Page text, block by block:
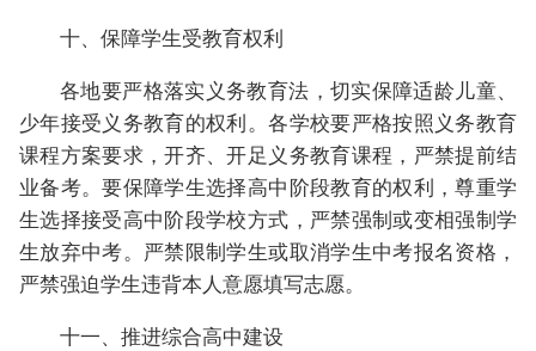
十、保障学生受教育权利
各地要严格落实义务教育法，切实保障适龄儿童、
少年接受义务教育的权利。各学校要严格按照义务教育
课程方案要求，开齐、开足义务教育课程，严禁提前结
业备考。要保障学生选择高中阶段教育的权利，尊重学
生选择接受高中阶段学校方式，严禁强制或变相强制学
生放弃中考。严禁限制学生或取消学生中考报名资格，
严禁强迫学生违背本人意愿填写志愿。
十一、推进综合高中建设